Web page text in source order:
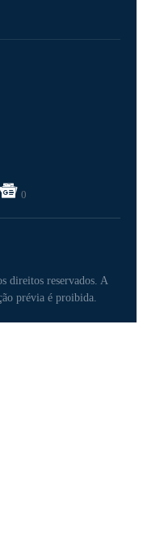
0
direitos reservados. A
prévia é proibida.